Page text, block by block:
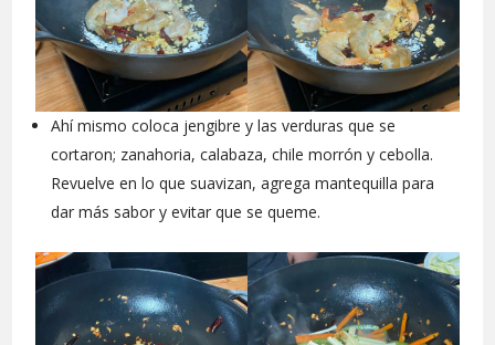
Ahí mismo coloca jengibre y las verduras que se
cortaron; zanahoria, calabaza, chile morrón y cebolla.
Revuelve en lo que suavizan, agrega mantequilla para
dar más sabor y evitar que se queme.